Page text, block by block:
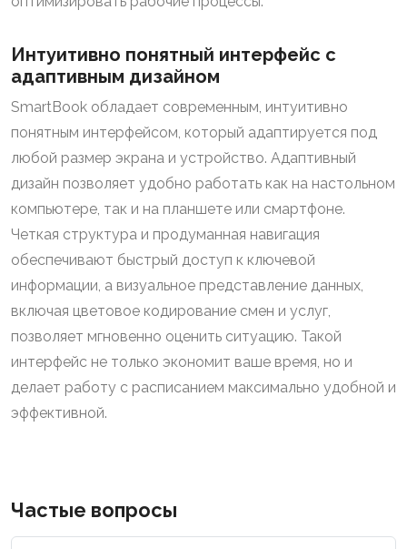
Интуитивно понятный интерфейс с
адаптивным дизайном
SmartBook обладает современным, интуитивно
понятным интерфейсом, который адаптируется под
любой размер экрана и устройство. Адаптивный
дизайн позволяет удобно работать как на настольном
компьютере, так и на планшете или смартфоне.
Четкая структура и продуманная навигация
обеспечивают быстрый доступ к ключевой
информации, а визуальное представление данных,
включая цветовое кодирование смен и услуг,
позволяет мгновенно оценить ситуацию. Такой
интерфейс не только экономит ваше время, но и
делает работу с расписанием максимально удобной и
эффективной.
Частые вопросы